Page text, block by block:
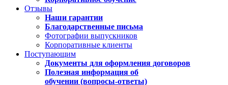
Отзывы
Наши гарантии
Благодарственные письма
Фотографии выпускников
Корпоративные клиенты
Поступающим
Документы для оформления договоров
Полезная информация об
обучении (вопросы-ответы)